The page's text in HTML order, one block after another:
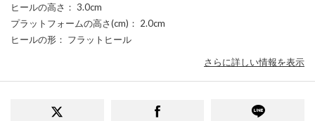
ヒールの高さ ： 3.0cm
プラットフォームの高さ(cm) ： 2.0cm
ヒールの形 ： フラットヒール
さらに詳しい情報を表示